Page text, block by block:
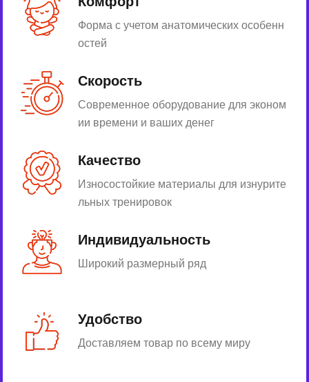
Форма с учетом анатомических особенн
остей
Скорость
Современное оборудование для эконом
ии времени и ваших денег
Качество
Износостойкие материалы для изнурите
льных тренировок
Индивидуальность
Широкий размерный ряд
Удобство
Доставляем товар по всему миру